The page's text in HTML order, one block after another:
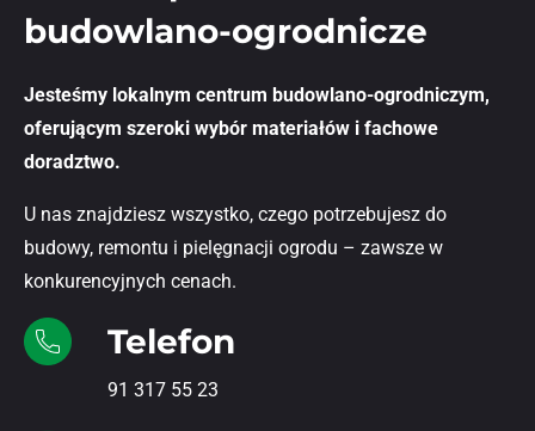
budowlano-ogrodnicze
Jesteśmy lokalnym centrum budowlano-ogrodniczym,
oferującym szeroki wybór materiałów i fachowe
doradztwo.
U nas znajdziesz wszystko, czego potrzebujesz do
budowy, remontu i pielęgnacji ogrodu – zawsze w
konkurencyjnych cenach.
Telefon
91 317 55 23